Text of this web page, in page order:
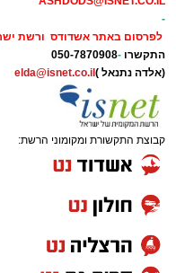
-
לפרסום באתר אשדודס ורשת
התקשרו -
050-7870908
(אלדה נתנאל ) elda@isnet.co.il
קבוצת התקשורת ומקומוני הרשת: